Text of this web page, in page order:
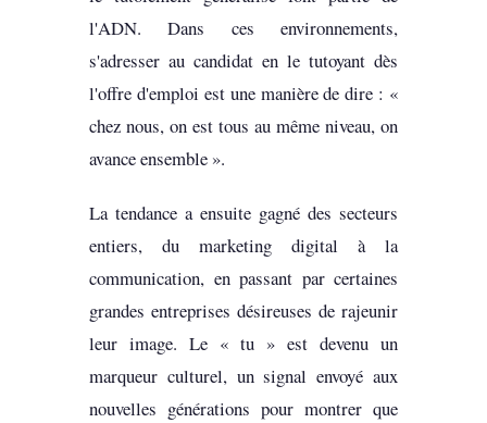
l'ADN. Dans ces environnements,
s'adresser au candidat en le tutoyant dès
l'offre d'emploi est une manière de dire : «
chez nous, on est tous au même niveau, on
avance ensemble ».
La tendance a ensuite gagné des secteurs
entiers, du marketing digital à la
communication, en passant par certaines
grandes entreprises désireuses de rajeunir
leur image. Le « tu » est devenu un
marqueur culturel, un signal envoyé aux
nouvelles générations pour montrer que